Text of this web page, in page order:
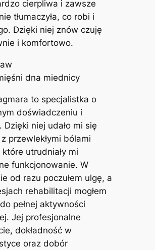
cierpliwa i zawsze
tłumaczyła, co robi i
Dzięki niej znów czuję
i komfortowo.
dna miednicy
to specjalistka o
doświadczeniu i
Dzięki niej udało mi się
przewlekłymi bólami
utrudniały mi
funkcjonowanie. W
od razu poczułem ulgę, a
rehabilitacji mogłem
pełnej aktywności
Jej profesjonalne
dokładność w
oraz dobór